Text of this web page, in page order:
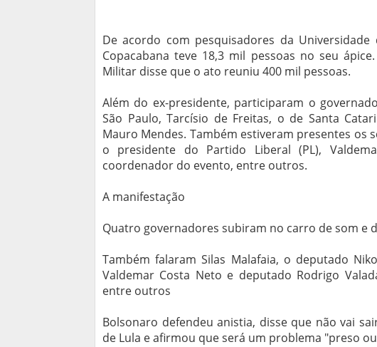
De acordo com pesquisadores da
Copacabana teve 18,3 mil pessoas no seu
Militar disse que o ato reuniu 400 mil pessoas.
Além do ex-presidente, participaram o
São Paulo, Tarcísio de Freitas, o de Santa
Mauro Mendes. Também estiveram presentes os
o presidente do Partido Liberal (PL),
coordenador do evento, entre outros.
A manifestação
Quatro governadores subiram no carro de som e
Também falaram Silas Malafaia, o deputado
Valdemar Costa Neto e deputado Rodrigo
entre outros
Bolsonaro defendeu anistia, disse que não vai
de Lula e afirmou que será um problema "preso